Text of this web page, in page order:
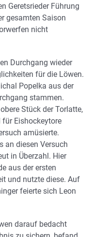
Geretsrieder Führung
gesamten Saison
nicht
Durchgang wieder
für die Löwen.
Popelka aus der
stammen.
Stück der Torlatte,
Eishockeytore
amüsierte.
an diesen Versuch
in Überzahl. Hier
aus der ersten
und nutzte diese. Auf
feierte sich Leon
darauf bedacht